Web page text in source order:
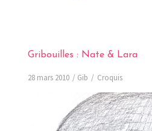
Gribouilles : Nate & Lara
28 mars 2010 Gib Croquis